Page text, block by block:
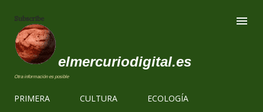
Subscribe
elmercuriodigital.es
Otra información es posible
PRIMERA CULTURA ECOLOGÍA